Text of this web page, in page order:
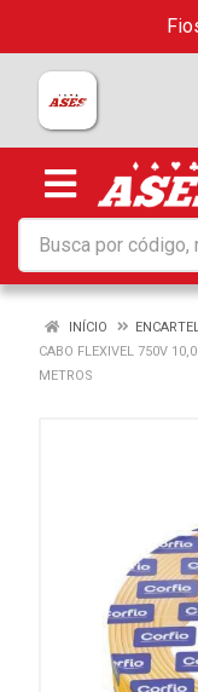
INÍCIO
CABO FLEXIVEL 750V
METROS